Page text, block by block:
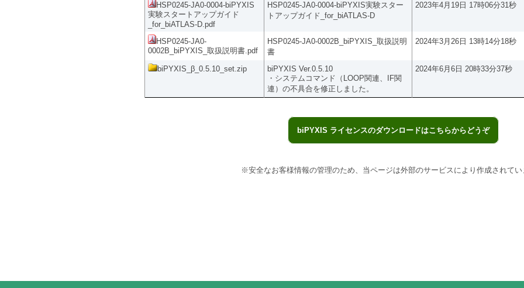
HSP0245-JA0-0004-biPYXIS
実験スタートアップガイド
_for_biATLAS-D.pdf
HSP0245-JA0-0004-biPYXIS実験スター
トアップガイド_for_biATLAS-D
2023年4月19日 17時06分31秒
HSP0245-JA0-
0002B_biPYXIS_取扱説明書.pdf
HSP0245-JA0-0002B_biPYXIS_取扱説明
書
2024年3月26日 13時14分18秒
biPYXIS_β_0.5.10_set.zip
biPYXIS Ver.0.5.10
・システムコマンド（LOOP関連、IF関
連）の不具合を修正しました。
2024年6月6日 20時33分37秒
biPYXIS ライセンスのダウンロードはこちらからどうぞ
※安全なお客様情報の管理のため、当ページは外部のサービスにより作成されてい